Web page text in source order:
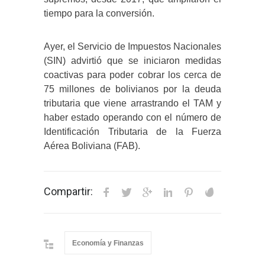
tiempo para la conversión.
Ayer, el Servicio de Impuestos Nacionales
(SIN) advirtió que se iniciaron medidas
coactivas para poder cobrar los cerca de
75 millones de bolivianos por la deuda
tributaria que viene arrastrando el TAM y
haber estado operando con el número de
Identificación Tributaria de la Fuerza
Aérea Boliviana (FAB).
Compartir:
Economía y Finanzas